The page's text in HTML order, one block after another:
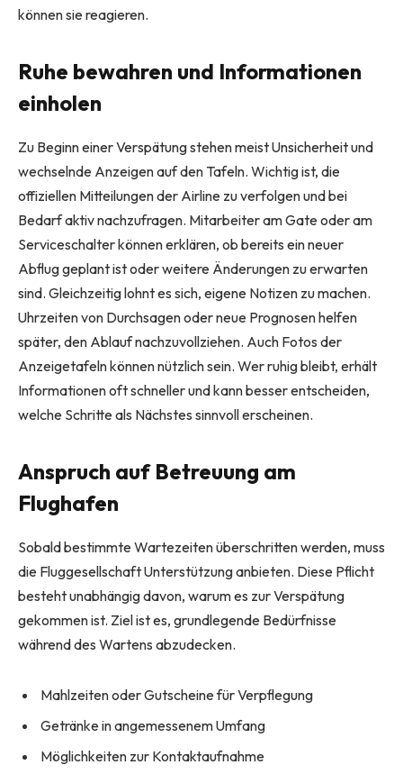
können sie reagieren.
Ruhe bewahren und Informationen
einholen
Zu Beginn einer Verspätung stehen meist Unsicherheit und
wechselnde Anzeigen auf den Tafeln. Wichtig ist, die
offiziellen Mitteilungen der Airline zu verfolgen und bei
Bedarf aktiv nachzufragen. Mitarbeiter am Gate oder am
Serviceschalter können erklären, ob bereits ein neuer
Abflug geplant ist oder weitere Änderungen zu erwarten
sind. Gleichzeitig lohnt es sich, eigene Notizen zu machen.
Uhrzeiten von Durchsagen oder neue Prognosen helfen
später, den Ablauf nachzuvollziehen. Auch Fotos der
Anzeigetafeln können nützlich sein. Wer ruhig bleibt, erhält
Informationen oft schneller und kann besser entscheiden,
welche Schritte als Nächstes sinnvoll erscheinen.
Anspruch auf Betreuung am
Flughafen
Sobald bestimmte Wartezeiten überschritten werden, muss
die Fluggesellschaft Unterstützung anbieten. Diese Pflicht
besteht unabhängig davon, warum es zur Verspätung
gekommen ist. Ziel ist es, grundlegende Bedürfnisse
während des Wartens abzudecken.
Mahlzeiten oder Gutscheine für Verpflegung
Getränke in angemessenem Umfang
Möglichkeiten zur Kontaktaufnahme